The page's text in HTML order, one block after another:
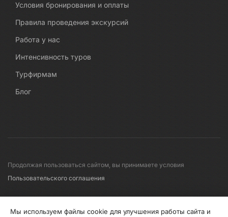
Условия бронирования и оплаты
Правила проведения экскурсий
Работа у нас
Интенсивность туров
Турфирмам
Блог
Продолжая пользоваться сайтом, вы принимаете условия
Пользовательского соглашения
© 2008-2026 Первые линии
Мы используем файлы cookie для улучшения работы сайта и